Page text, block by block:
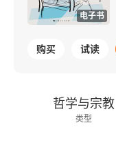
电子书
购买 试读
哲学与宗教
类型